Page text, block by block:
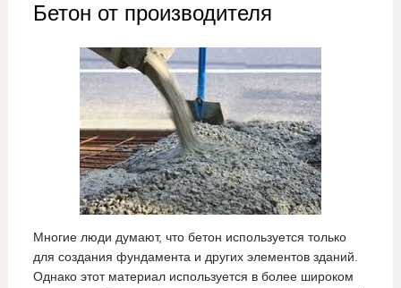
Бетон от производителя
Многие люди думают, что бетон используется только
для создания фундамента и других элементов зданий.
Однако этот материал используется в более широком